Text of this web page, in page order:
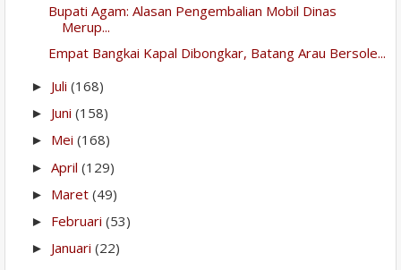
Bupati Agam: Alasan Pengembalian Mobil Dinas
Merup...
Empat Bangkai Kapal Dibongkar, Batang Arau Bersole...
► Juli (168)
► Juni (158)
► Mei (168)
► April (129)
► Maret (49)
► Februari (53)
► Januari (22)